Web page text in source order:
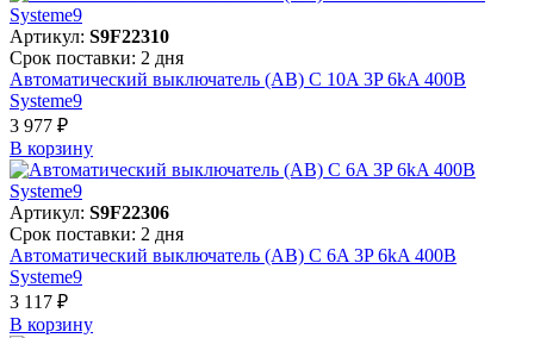
Артикул: S9F22310
Срок поставки: 2 дня
Автоматический выключатель (АВ) C 10A 3P 6kA 400В
Systeme9
3 977 ₽
В корзинy
Артикул: S9F22306
Срок поставки: 2 дня
Автоматический выключатель (АВ) C 6A 3P 6kA 400В
Systeme9
3 117 ₽
В корзинy